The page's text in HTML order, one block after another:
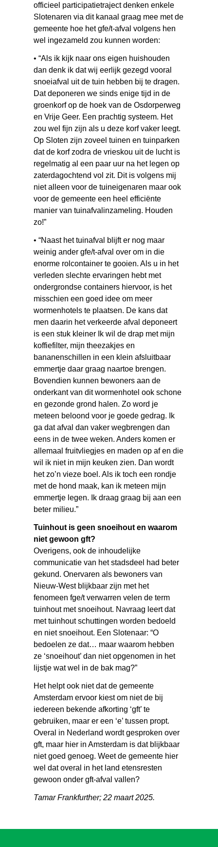
officieel participatietraject denken enkele
Slotenaren via dit kanaal graag mee met de
gemeente hoe het gfe/t-afval volgens hen
wel ingezameld zou kunnen worden:
• “Als ik kijk naar ons eigen huishouden
dan denk ik dat wij eerlijk gezegd vooral
snoeiafval uit de tuin hebben bij te dragen.
Dat deponeren we sinds enige tijd in de
groenkorf op de hoek van de Osdorperweg
en Vrije Geer. Een prachtig systeem. Het
zou wel fijn zijn als u deze korf vaker leegt.
Op Sloten zijn zoveel tuinen en tuinparken
dat de korf zodra de vrieskou uit de lucht is
regelmatig al een paar uur na het legen op
zaterdagochtend vol zit. Dit is volgens mij
niet alleen voor de tuineigenaren maar ook
voor de gemeente een heel efficiënte
manier van tuinafvalinzameling. Houden
zo!”
• “Naast het tuinafval blijft er nog maar
weinig ander gfe/t-afval over om in die
enorme rolcontainer te gooien. Als u in het
verleden slechte ervaringen hebt met
ondergrondse containers hiervoor, is het
misschien een goed idee om meer
wormenhotels te plaatsen. De kans dat
men daarin het verkeerde afval deponeert
is een stuk kleiner Ik wil de drap met mijn
koffiefilter, mijn theezakjes en
bananenschillen in een klein afsluitbaar
emmertje daar graag naartoe brengen.
Bovendien kunnen bewoners aan de
onderkant van dit wormenhotel ook schone
en gezonde grond halen. Zo word je
meteen beloond voor je goede gedrag. Ik
ga dat afval dan vaker wegbrengen dan
eens in de twee weken. Anders komen er
allemaal fruitvliegjes en maden op af en die
wil ik niet in mijn keuken zien. Dan wordt
het zo’n vieze boel. Als ik toch een rondje
met de hond maak, kan ik meteen mijn
emmertje legen. Ik draag graag bij aan een
beter milieu.”
Tuinhout is geen snoeihout en waarom
niet gewoon gft?
Overigens, ook de inhoudelijke
communicatie van het stadsdeel had beter
gekund. Onervaren als bewoners van
Nieuw-West blijkbaar zijn met het
fenomeen fge/t verwarren velen de term
tuinhout met snoeihout. Navraag leert dat
met tuinhout schuttingen worden bedoeld
en niet snoeihout. Een Slotenaar: “O
bedoelen ze dat… maar waarom hebben
ze ‘snoeihout’ dan niet opgenomen in het
lijstje wat wel in de bak mag?”
Het helpt ook niet dat de gemeente
Amsterdam ervoor kiest om niet de bij
iedereen bekende afkorting ‘gft’ te
gebruiken, maar er een ‘e’ tussen propt.
Overal in Nederland wordt gesproken over
gft, maar hier in Amsterdam is dat blijkbaar
niet goed genoeg. Weet de gemeente hier
wel dat overal in het land etensresten
gewoon onder gft-afval vallen?
Tamar Frankfurther; 22 maart 2025.